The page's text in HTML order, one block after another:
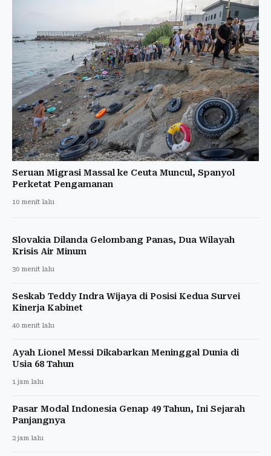
Seruan Migrasi Massal ke Ceuta Muncul, Spanyol
Perketat Pengamanan
10 menit lalu
Slovakia Dilanda Gelombang Panas, Dua Wilayah
Krisis Air Minum
30 menit lalu
Seskab Teddy Indra Wijaya di Posisi Kedua Survei
Kinerja Kabinet
40 menit lalu
Ayah Lionel Messi Dikabarkan Meninggal Dunia di
Usia 68 Tahun
1 jam lalu
Pasar Modal Indonesia Genap 49 Tahun, Ini Sejarah
Panjangnya
2 jam lalu